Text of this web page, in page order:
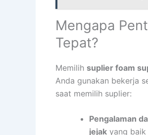
Mengapa
Tepat?
Memilih suplier foam
Anda gunakan bekerja
saat memilih suplier:
Pengalaman
jejak yang baik